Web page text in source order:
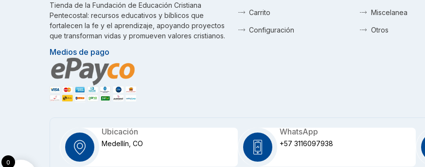
Tienda de la Fundación de Educación Cristiana
Pentecostal: recursos educativos y bíblicos que
fortalecen la fe y el aprendizaje, apoyando proyectos
que transforman vidas y promueven valores cristianos.
Medios de pago
Carrito
Configuración
Miscelanea
Otros
Ubicación
Medellín, CO
WhatsApp
+57 3116097938
0